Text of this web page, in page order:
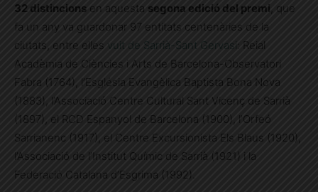
32 distincions en aquesta segona edició del premi, que
fa un any va guardonar 97 entitats centenàries de la
ciutats, entre elles vuit de Sarrià-Sant Gervasi : Reial
Acadèmia de Ciències i Arts de Barcelona-Observatori
Fabra (1764), l’Església Evangèlica Baptista Bona Nova
(1883), l’Associació Centre Cultural Sant Vicenç de Sarrià
(1897), el RCD Espanyol de Barcelona (1900), l’Orfeó
Sarrianenc (1917), el Centre Excursionista Els Blaus (1920),
l’Associació de l’Institut Químic de Sarrià (1921) i la
Federació Catalana d’Esgrima (1992).